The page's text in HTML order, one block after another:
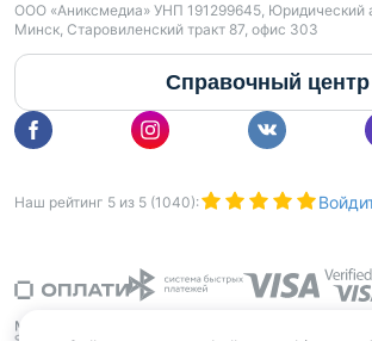
ООО «Аниксмедиа» УНП 191299645, Юридический
Минск, Старовиленский тракт 87, офис 303
Справочный центр
Наш рейтинг 5 из 5 (1040):